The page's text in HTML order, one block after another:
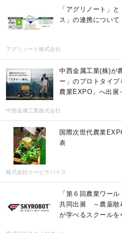
「アグリノート」
ス」の連携について
アグリノート株式会社
中西金属工業(株)が
ー」のプロトタイ
農業EXPO」へ出展
中西金属工業株式会社
国際次世代農業
表
株式会社ケービデバイス
「第６回農業ワー
共同出展 ～農薬散
が学べるスクールを